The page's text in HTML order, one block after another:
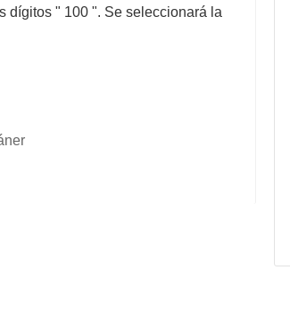
dígitos " 100 ". Se seleccionará la